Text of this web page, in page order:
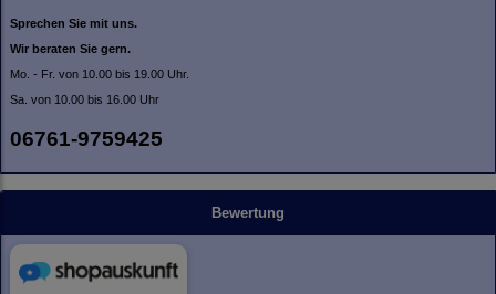
Sprechen Sie mit uns.
Wir beraten Sie gern.
Mo. - Fr. von 10.00 bis 19.00 Uhr.
Sa. von 10.00 bis 16.00 Uhr
06761-9759425
Bewertung